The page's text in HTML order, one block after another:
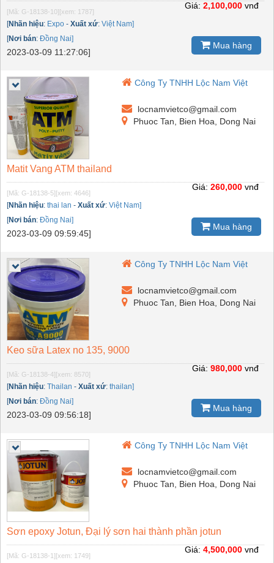
[Mã: G-18138-10] [xem: 1787]
[Nhãn hiệu: Expo - Xuất xứ: Việt Nam]
[Nơi bán: Đồng Nai]
2023-03-09 11:27:06]
Giá: 2,100,000 vnđ
Mua hàng
Công Ty TNHH Lộc Nam Việt
locnamvietco@gmail.com
Phuoc Tan, Bien Hoa, Dong Nai
Matit Vang ATM thailand
[Mã: G-18138-5] [xem: 4646]
[Nhãn hiệu: thai lan - Xuất xứ: Việt Nam]
[Nơi bán: Đồng Nai]
2023-03-09 09:59:45]
Giá: 260,000 vnđ
Mua hàng
Công Ty TNHH Lộc Nam Việt
locnamvietco@gmail.com
Phuoc Tan, Bien Hoa, Dong Nai
Keo sữa Latex no 135, 9000
[Mã: G-18138-4] [xem: 8570]
[Nhãn hiệu: Thailan - Xuất xứ: thailan]
[Nơi bán: Đồng Nai]
2023-03-09 09:56:18]
Giá: 980,000 vnđ
Mua hàng
Công Ty TNHH Lộc Nam Việt
locnamvietco@gmail.com
Phuoc Tan, Bien Hoa, Dong Nai
Sơn epoxy Jotun, Đại lý sơn hai thành phần jotun
[Mã: G-18138-1] [xem: 1749]
Giá: 4,500,000 vnđ